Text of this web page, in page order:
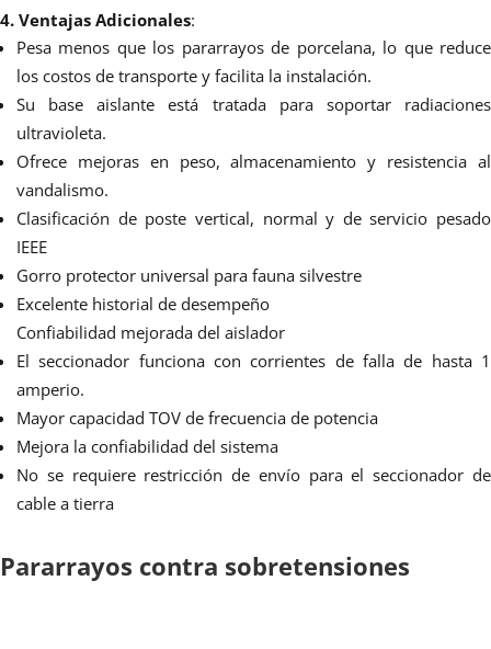
4. Ventajas Adicionales:
Pesa menos que los pararrayos de porcelana, lo que reduce
los costos de transporte y facilita la instalación.
Su base aislante está tratada para soportar radiaciones
ultravioleta.
Ofrece mejoras en peso, almacenamiento y resistencia al
vandalismo.
Clasificación de poste vertical, normal y de servicio pesado
IEEE
Gorro protector universal para fauna silvestre
Excelente historial de desempeño
Confiabilidad mejorada del aislador
El seccionador funciona con corrientes de falla de hasta 1
amperio.
Mayor capacidad TOV de frecuencia de potencia
Mejora la confiabilidad del sistema
No se requiere restricción de envío para el seccionador de
cable a tierra
Pararrayos contra sobretensiones